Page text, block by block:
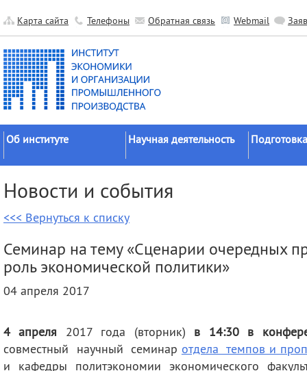
Карта сайта Телефоны Обратная связь Webmail
Об институте
Официальные документы
История
Научные подразделения
Издательская
Контакты
Научная деятельность
исследований
Гранты
Научные школы
Публикации
советы
Новости и события
<<< Вернуться к списку
Семинар на тему «Сценарии очередных
роль экономической политики»
04 апреля 2017
4 апреля 2017 года (вторник) в 14:30 в
совместный научный семинар отдела темпов и
и кафедры политэкономии экономического